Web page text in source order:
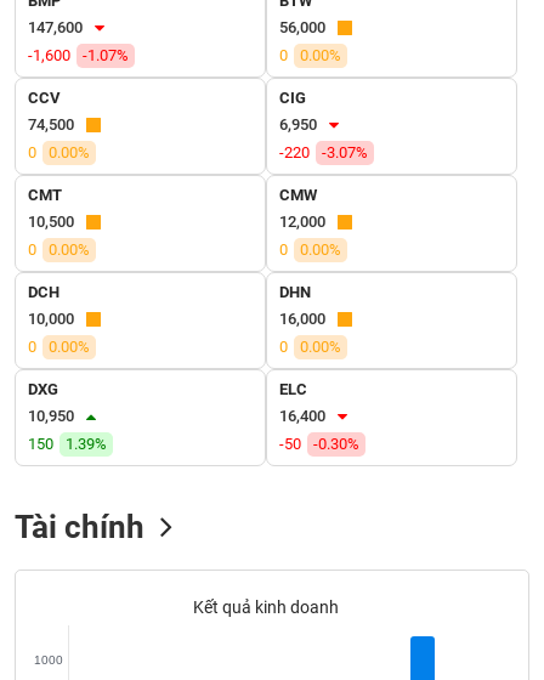
147,600
-1,600
-1.07%
56,000
0
0.00%
CCV
74,500
0
0.00%
CIG
6,950
-220
-3.07%
CMT
10,500
0
0.00%
CMW
12,000
0
0.00%
DCH
10,000
0
0.00%
DHN
16,000
0
0.00%
DXG
10,950
150
1.39%
ELC
16,400
-50
-0.30%
Tài chính
Kết quả kinh doanh
1000
VỤ
TRUYỀN
THÔNG
TIỆN
BẤT
ĐỘNG
SẢN
Mã
chứng
(-)